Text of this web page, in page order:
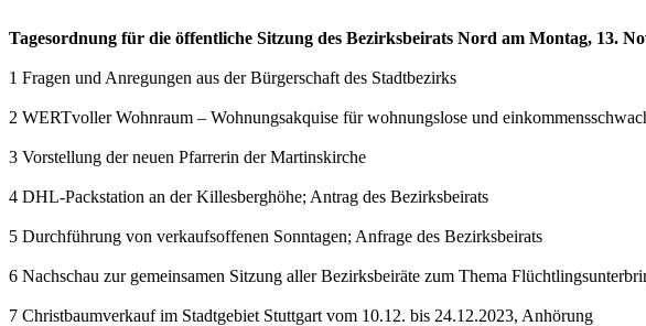
Tagesordnung für die öffentliche Sitzung des Bezirksbeirats Nord am Montag, 13.
1 Fragen und Anregungen aus der Bürgerschaft des Stadtbezirks
2 WERTvoller Wohnraum – Wohnungsakquise für wohnungslose und
3 Vorstellung der neuen Pfarrerin der Martinskirche
4 DHL-Packstation an der Killesberghöhe; Antrag des Bezirksbeirats
5 Durchführung von verkaufsoffenen Sonntagen; Anfrage des Bezirksbeirats
6 Nachschau zur gemeinsamen Sitzung aller Bezirksbeiräte zum Thema
7 Christbaumverkauf im Stadtgebiet Stuttgart vom 10.12. bis 24.12.2023, Anhörung